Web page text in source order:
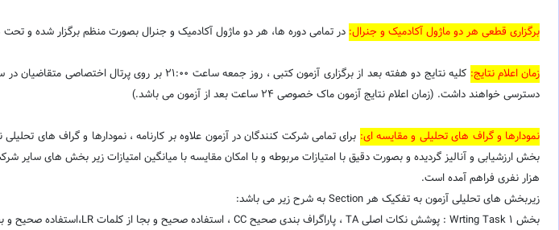
برگزاری قطعی هر دو ماژول آکادمیک و جنرال: در تمامی دوره ها، هر دو ماژول آکادمیک و جنرال بصورت منظم برگزار شده و
زمان اعلام نتایج:
کلیه نتایج دو هفته بعد از برگزاری آزمون کتبی ، روز
دسترسی خواهند داشت. (زمان اعلام نتایج آزمون ماک خصوصی 24 ساعت بعد از آزمون می باشد.)
نمودارها و گراف های تحلیلی و مقایسه ای:
بخش ارزشیابی و آنالیز گردیده و بصورت دقیق با امتیازات مربوطه و با امکان مقایسه با میانگین امتیازات زیر بخش های
هزار نفری فراهم آمده است.
زیربخش های تحلیلی آزمون به تفکیک هر Section به شرح زیر می باشد:
بخش Wrting Task 1 : پوشش نکات اصلی TA ، پاراگراف بندی صحیح CC ، استفاده صحیح و بجا از کلمات LR،استفاده صحیح و بجای گرامر GRA